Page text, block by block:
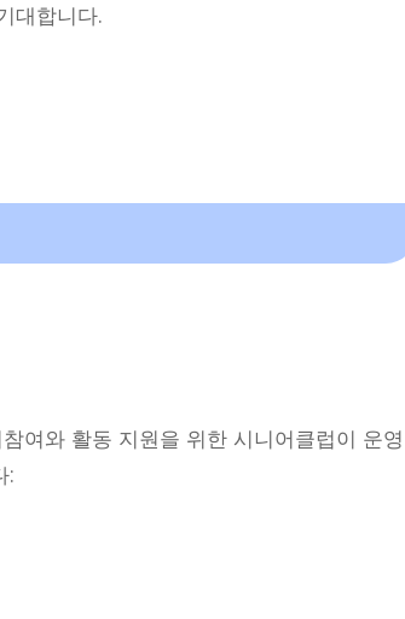
대합니다.
여와 활동 지원을 위한 시니어클럽이 운영
: